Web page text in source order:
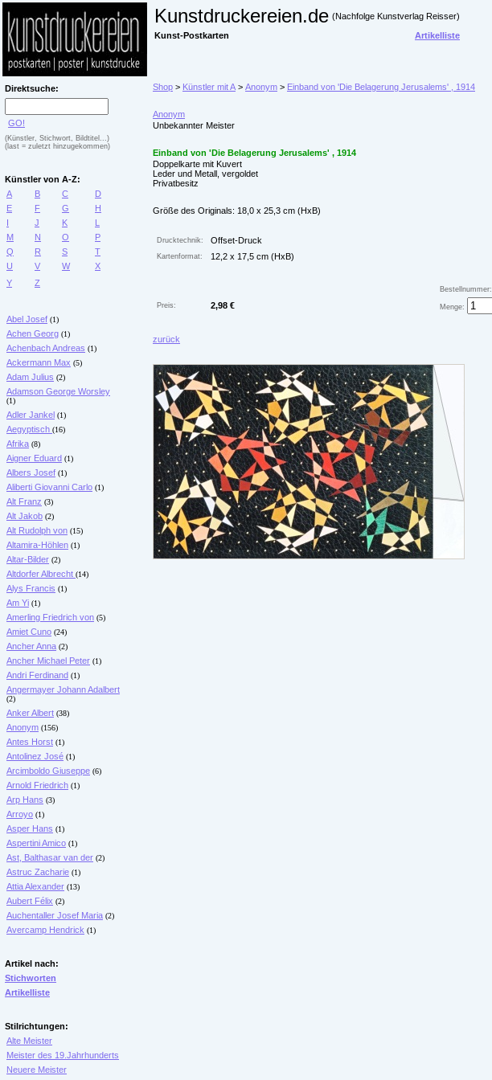
Kunstdruckereien.de (Nachfolge Kunstverlag Reisser)
Kunst-Postkarten
Artikelliste
Direktsuche:
GO!
(Künstler, Stichwort, Bildtitel...)
(last = zuletzt hinzugekommen)
Künstler von A-Z:
A
B C
D
E
F G
H
I
J K
L
M
N O
P
Q
R S
T
U
V W
X
Y
Z
Abel Josef (1)
Achen Georg (1)
Achenbach Andreas (1)
Ackermann Max (5)
Adam Julius (2)
Adamson George Worsley
(1)
Adler Jankel (1)
Aegyptisch (16)
Afrika (8)
Aigner Eduard (1)
Albers Josef (1)
Aliberti Giovanni Carlo (1)
Alt Franz (3)
Alt Jakob (2)
Alt Rudolph von (15)
Altamira-Höhlen (1)
Altar-Bilder (2)
Altdorfer Albrecht (14)
Alys Francis (1)
Am Yi (1)
Amerling Friedrich von (5)
Amiet Cuno (24)
Ancher Anna (2)
Ancher Michael Peter (1)
Andri Ferdinand (1)
Angermayer Johann Adalbert
(2)
Anker Albert (38)
Anonym (156)
Antes Horst (1)
Antolinez José (1)
Arcimboldo Giuseppe (6)
Arnold Friedrich (1)
Arp Hans (3)
Arroyo (1)
Asper Hans (1)
Aspertini Amico (1)
Ast, Balthasar van der (2)
Astruc Zacharie (1)
Attia Alexander (13)
Aubert Félix (2)
Auchentaller Josef Maria (2)
Avercamp Hendrick (1)
Artikel nach:
Stichworten
Artikelliste
Stilrichtungen:
Alte Meister
Meister des 19.Jahrhunderts
Neuere Meister
Shop > Künstler mit A > Anonym > Einband von 'Die Belagerung Jerusalems' , 1914
Anonym
Unbekannter Meister
Einband von 'Die Belagerung Jerusalems' , 1914
Doppelkarte mit Kuvert
Leder und Metall, vergoldet
Privatbesitz
Größe des Originals: 18,0 x 25,3 cm (HxB)
Drucktechnik: Offset-Druck
Kartenformat: 12,2 x 17,5 cm (HxB)
Bestellnummer:
Preis: 2,98 € Menge:
zurück